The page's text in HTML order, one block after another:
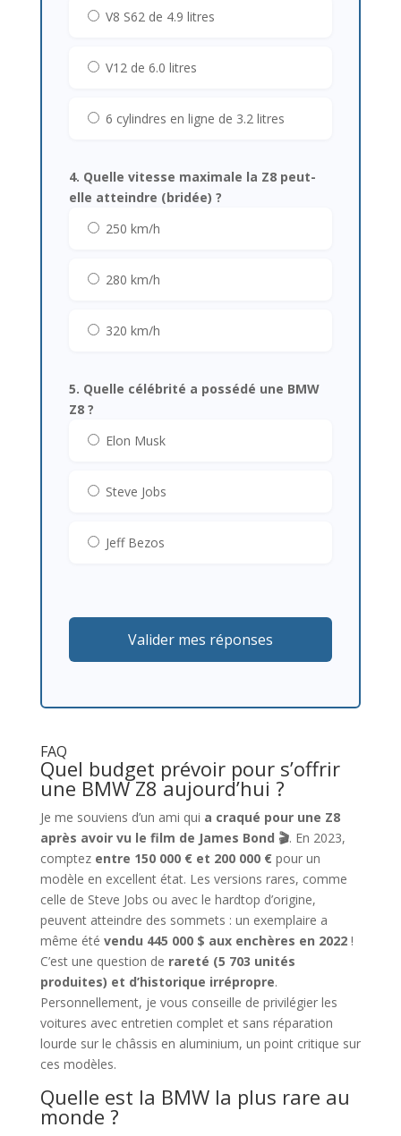
V8 S62 de 4.9 litres
V12 de 6.0 litres
6 cylindres en ligne de 3.2 litres
4. Quelle vitesse maximale la Z8 peut-
elle atteindre (bridée) ?
250 km/h
280 km/h
320 km/h
5. Quelle célébrité a possédé une BMW
Z8 ?
Elon Musk
Steve Jobs
Jeff Bezos
Valider mes réponses
FAQ
Quel budget prévoir pour s’offrir
une BMW Z8 aujourd’hui ?
Je me souviens d’un ami qui a craqué pour une Z8
après avoir vu le film de James Bond 🎬. En 2023,
comptez entre 150 000 € et 200 000 €pour un
modèle en excellent état. Les versions rares, comme
celle de Steve Jobs ou avec le hardtop d’origine,
peuvent atteindre des sommets : un exemplaire a
même été vendu 445 000 $ aux enchères en 2022!
C’est une question de rareté (5 703 unités
produites) et d’historique irrépropre.
Personnellement, je vous conseille de privilégier les
voitures avec entretien complet et sans réparation
lourde sur le châssis en aluminium, un point critique sur
ces modèles.
Quelle est la BMW la plus rare au
monde ?